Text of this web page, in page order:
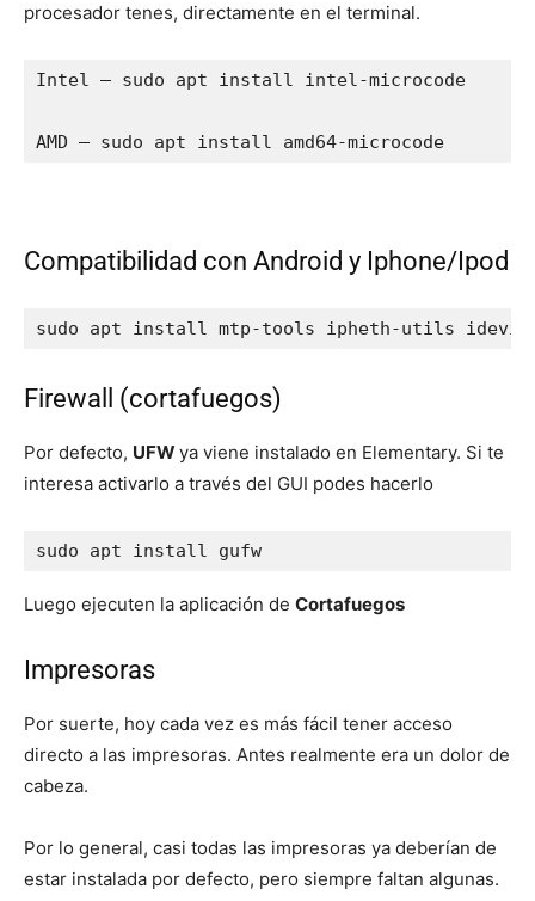
procesador tenes, directamente en el terminal.
Intel – sudo apt install intel-microcode
AMD – sudo apt install amd64-microcode
Compatibilidad con Android y Iphone/Ipod
sudo apt install mtp-tools ipheth-utils
Firewall (cortafuegos)
Por defecto, UFWya viene instalado en Elementary. Si te
interesa activarlo a través del GUI podes hacerlo
sudo apt install gufw
Luego ejecuten la aplicación de Cortafuegos
Impresoras
Por suerte, hoy cada vez es más fácil tener acceso
directo a las impresoras. Antes realmente era un dolor de
cabeza.
Por lo general, casi todas las impresoras ya deberían de
estar instalada por defecto, pero siempre faltan algunas.